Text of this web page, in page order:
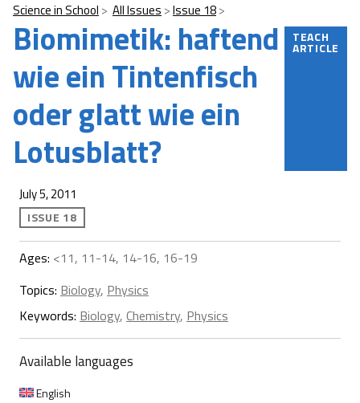
Science in School All Issues Issue 18
Biomimetik: haftend
wie ein Tintenfisch
oder glatt wie ein
Lotusblatt?
TEACH
ARTICLE
July 5, 2011
ISSUE 18
Ages: <11, 11-14, 14-16, 16-19
Topics: Biology, Physics
Keywords: Biology, Chemistry, Physics
Available languages
English